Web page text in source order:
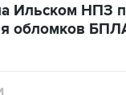
Ильском НПЗ
обломков